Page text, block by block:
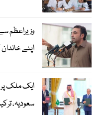
وزیراعظم
اپنے
ایک ملک پر
سعودیہ،